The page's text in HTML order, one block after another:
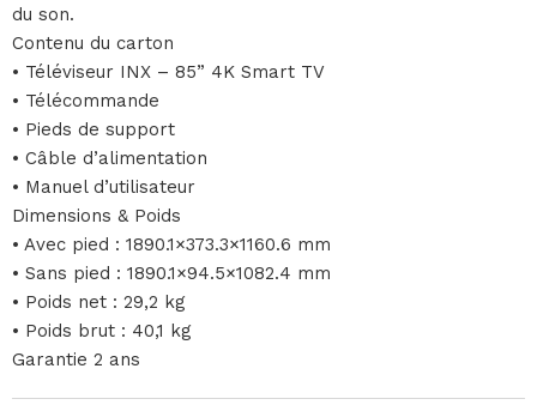
du son.
Contenu du carton
• Téléviseur INX – 85” 4K Smart TV
• Télécommande
• Pieds de support
• Câble d’alimentation
• Manuel d’utilisateur
Dimensions & Poids
• Avec pied : 1890.1×373.3×1160.6 mm
• Sans pied : 1890.1×94.5×1082.4 mm
• Poids net : 29,2 kg
• Poids brut : 40,1 kg
Garantie 2 ans